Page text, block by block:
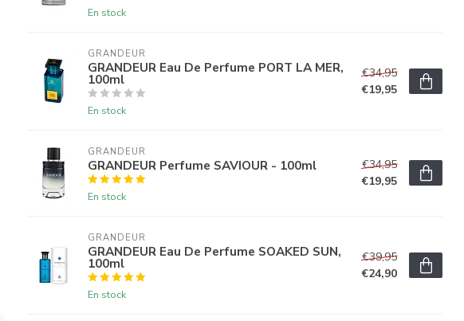
En stock
GRANDEUR
GRANDEUR Eau De Perfume PORT LA MER,
100ml
En stock
€34,95
€19,95
GRANDEUR
GRANDEUR Perfume SAVIOUR - 100ml
En stock
€34,95
€19,95
GRANDEUR
GRANDEUR Eau De Perfume SOAKED SUN,
100ml
En stock
€39,95
€24,90